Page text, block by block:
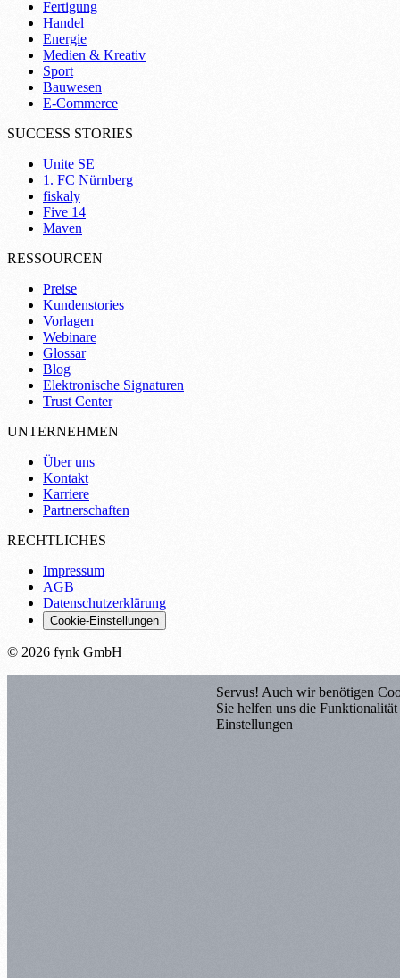
Fertigung
Handel
Energie
Medien & Kreativ
Sport
Bauwesen
E-Commerce
SUCCESS STORIES
Unite SE
1. FC Nürnberg
fiskaly
Five 14
Maven
RESSOURCEN
Preise
Kundenstories
Vorlagen
Webinare
Glossar
Blog
Elektronische Signaturen
Trust Center
UNTERNEHMEN
Über uns
Kontakt
Karriere
Partnerschaften
RECHTLICHES
Impressum
AGB
Datenschutzerklärung
Cookie-Einstellungen
© 2026 fynk GmbH
Servus! Auch wir benötigen
Sie helfen uns die
Einstellungen